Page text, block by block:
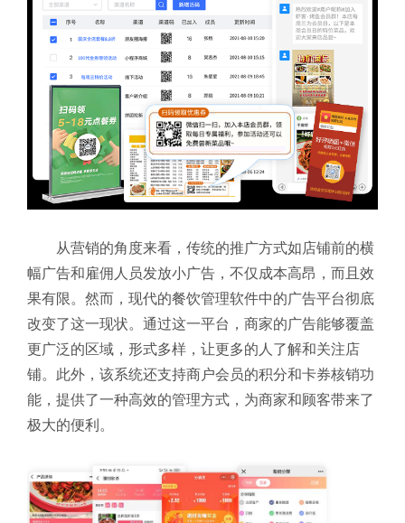
从营销的角度来看，传统的推广方式如店铺前的横
幅广告和雇佣人员发放小广告，不仅成本高昂，而且效
果有限。然而，现代的餐饮管理软件中的广告平台彻底
改变了这一现状。通过这一平台，商家的广告能够覆盖
更广泛的区域，形式多样，让更多的人了解和关注店
铺。此外，该系统还支持商户会员的积分和卡券核销功
能，提供了一种高效的管理方式，为商家和顾客带来了
极大的便利。